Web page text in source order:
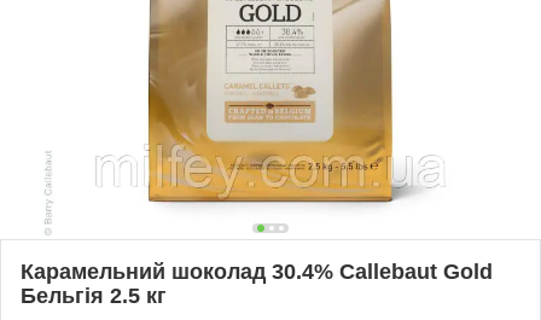
Карамельний шоколад 30.4% Callebaut Gold
Бельгія 2.5 кг